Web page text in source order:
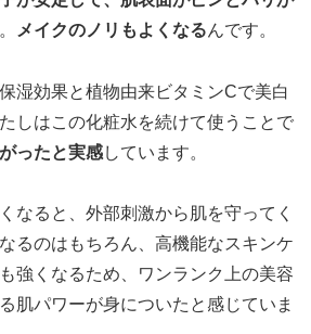
メイクのノリもよくなるんです。
湿効果と植物由来ビタミンCで美白
しはこの化粧水を続けて使うことで
ったと実感しています。
なると、外部刺激から肌を守ってく
るのはもちろん、高機能なスキンケ
強くなるため、ワンランク上の美容
肌パワーが身についたと感じていま